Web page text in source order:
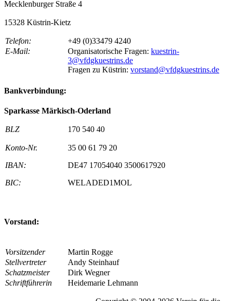
Mecklenburger Straße 4
15328 Küstrin-Kietz
Telefon:
+49 (0)33479 4240
E-Mail:
Organisatorische Fragen: kuestrin-
3@vfdgkuestrins.de
Fragen zu Küstrin: vorstand@vfdgkuestrins.de
Bankverbindung:
Sparkasse Märkisch-Oderland
BLZ 170 540 40
Konto-Nr.
IBAN:
BIC:
35 00 61 79 20
DE47 17054040 3500617920
WELADED1MOL
Vorstand:
Vorsitzender
Martin Rogge
Stellvertreter
Andy Steinhauf
Schatzmeister
Dirk Wegner
Schriftführerin
Heidemarie Lehmann